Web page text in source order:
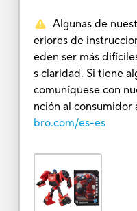
Algunas de
eriores de
eden ser más
s claridad. Si tiene
comuníquese con
nción al consumidor
bro.com/es-es